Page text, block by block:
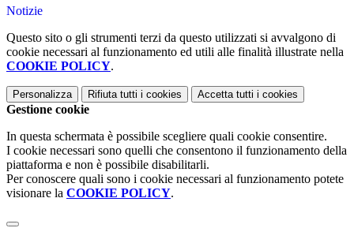
Notizie
Questo sito o gli strumenti terzi da questo utilizzati si avvalgono di
cookie necessari al funzionamento ed utili alle finalità illustrate nella
COOKIE POLICY.
Personalizza Rifiuta tutti i cookies Accetta tutti i cookies
Gestione cookie
In questa schermata è possibile scegliere quali cookie consentire.
I cookie necessari sono quelli che consentono il funzionamento della
piattaforma e non è possibile disabilitarli.
Per conoscere quali sono i cookie necessari al funzionamento potete
visionare la COOKIE POLICY.